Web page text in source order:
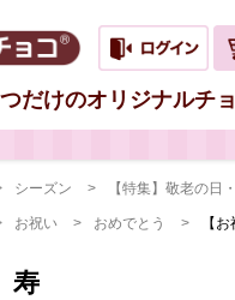
だけのオリジナルチ
シーズン 【特集】敬老の日
お祝い おめでとう 【
寿